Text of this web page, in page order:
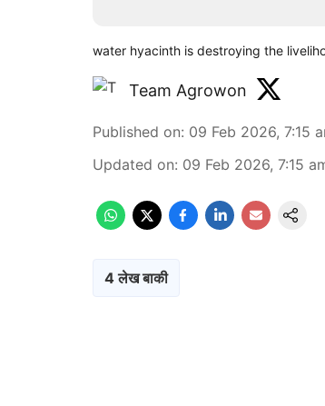
water hyacinth is destroying the
Team Agrowon
Published on: 09 Feb 2026, 7:15
Updated on: 09 Feb 2026, 7:15
4 लेख बाकी